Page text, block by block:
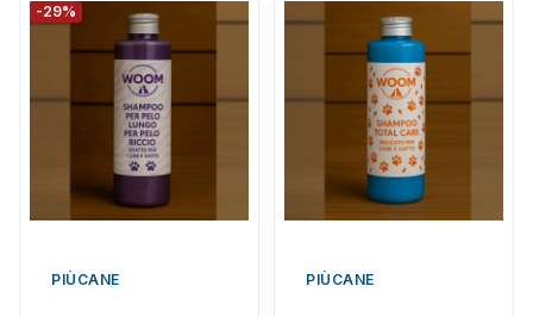
-29%
PIÙCANE PIÙCANE